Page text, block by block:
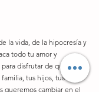
la vida, de la hipocresía y
todo tu amor y
disfrutar de quienes
tus hijos, tus
queremos cambiar en el